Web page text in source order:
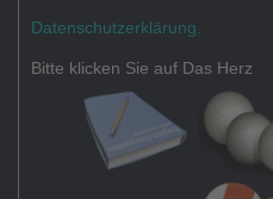
Datenschutzerklärung.
Bitte klicken Sie auf Das Herz